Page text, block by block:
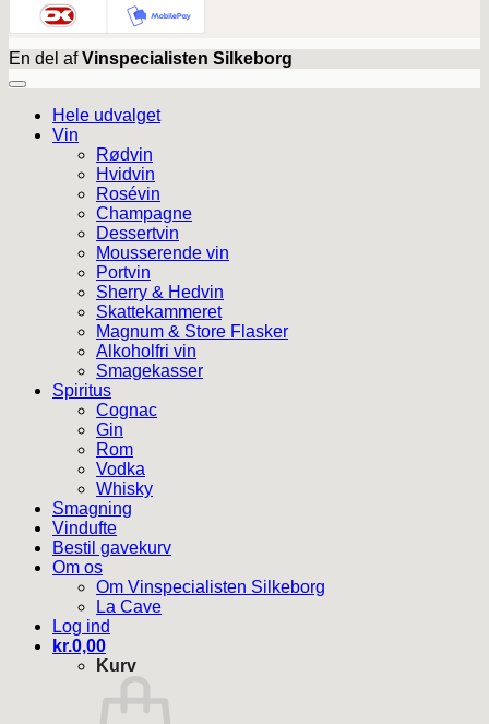
En del afVinspecialisten Silkeborg
Hele udvalget
Vin
Rødvin
Hvidvin
Rosévin
Champagne
Dessertvin
Mousserende vin
Portvin
Sherry & Hedvin
Skattekammeret
Magnum & Store Flasker
Alkoholfri vin
Smagekasser
Spiritus
Cognac
Gin
Rom
Vodka
Whisky
Smagning
Vindufte
Bestil gavekurv
Om os
Om Vinspecialisten Silkeborg
La Cave
Log ind
kr.0,00
Kurv